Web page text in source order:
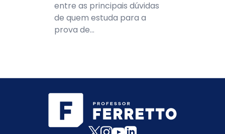
entre as principais dúvidas
de quem estuda para a
prova de...